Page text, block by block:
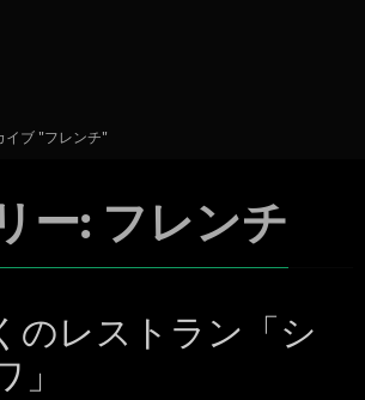
イブ "フレンチ"
ー: フレンチ
のレストラン「シ